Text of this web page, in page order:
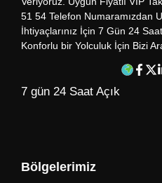
51 54 Telefon Numaramızdan
İhtiyaçlarınız İçin 7 Gün 24
Konforlu bir Yolculuk İçin Bizi
7 gün 24 Saat Açık
Bölgelerimiz